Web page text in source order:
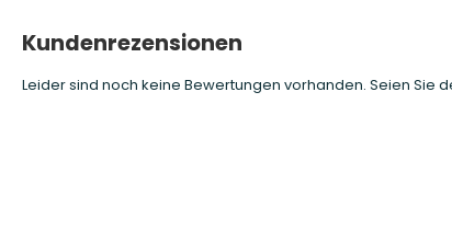
Kundenrezensionen
Leider sind noch keine Bewertungen vorhanden. Seien Sie